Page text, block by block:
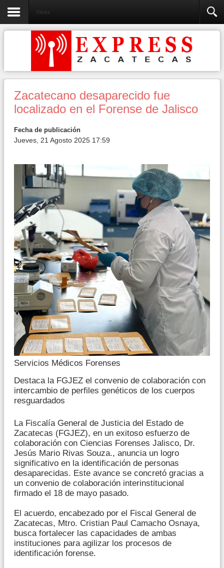
Policia
Zacatecano desaparecido fue
localizado en el Forense de Jalisco
Fecha de publicación
Jueves, 21 Agosto 2025 17:59
Servicios Médicos Forenses
Destaca la FGJEZ el convenio de colaboración con
intercambio de perfiles genéticos de los cuerpos
resguardados
La Fiscalía General de Justicia del Estado de
Zacatecas (FGJEZ), en un exitoso esfuerzo de
colaboración con Ciencias Forenses Jalisco, Dr.
Jesús Mario Rivas Souza., anuncia un logro
significativo en la identificación de personas
desaparecidas. Este avance se concretó gracias a
un convenio de colaboración interinstitucional
firmado el 18 de mayo pasado.
El acuerdo, encabezado por el Fiscal General de
Zacatecas, Mtro. Cristian Paul Camacho Osnaya,
busca fortalecer las capacidades de ambas
instituciones para agilizar los procesos de
identificación forense.